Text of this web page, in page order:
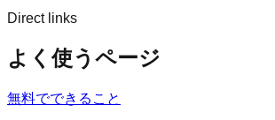
Direct links
よく使うページ
無料でできること